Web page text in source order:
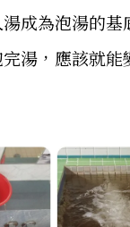
成為泡湯的基
湯，應該就能